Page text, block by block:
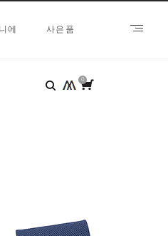
에 사은품
0